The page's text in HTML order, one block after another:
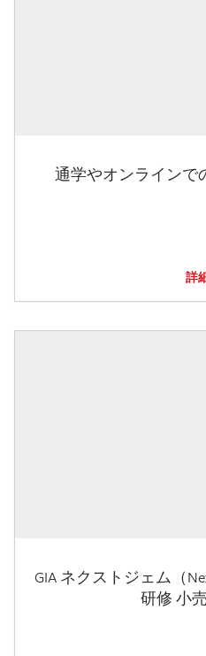
通学やオンラインで
詳
GIA ネクストジェム（
研修 小